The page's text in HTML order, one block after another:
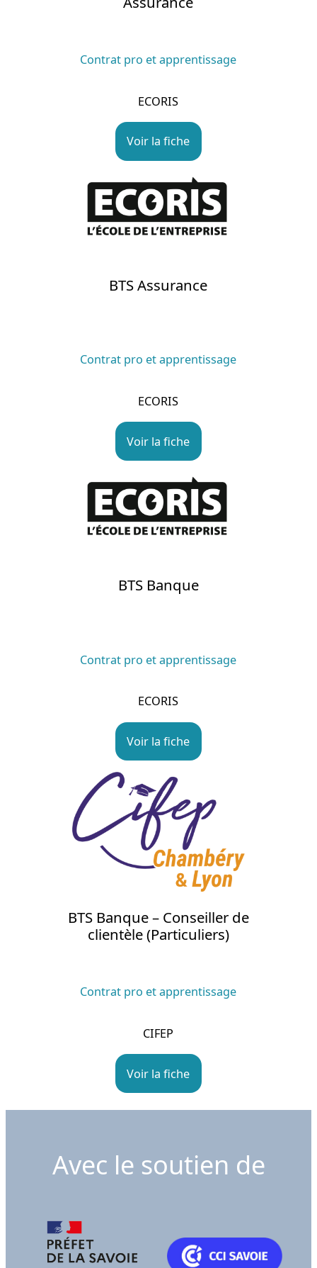
Contrat pro et apprentissage
ECORIS
Voir la fiche
BTS Assurance
Contrat pro et apprentissage
ECORIS
Voir la fiche
BTS Banque
Contrat pro et apprentissage
ECORIS
Voir la fiche
BTS Banque – Conseiller de
clientèle (Particuliers)
Contrat pro et apprentissage
CIFEP
Voir la fiche
Avec le soutien de